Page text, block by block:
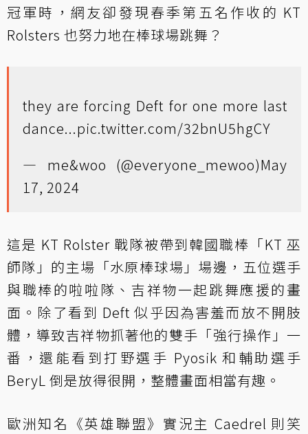
冠軍時，網友卻發現春季第五名作收的 KT
Rolsters 也努力地在棒球場跳舞？
they are forcing Deft for one more last
dance...pic.twitter.com/32bnU5hgCY
— me&woo (@everyone_mewoo)May
17, 2024
這是 KT Rolster 戰隊被帶到韓國職棒「KT 巫
師隊」的主場「水原棒球場」場邊，五位選手
與職棒的啦啦隊、吉祥物一起跳舞應援的畫
面。除了看到 Deft 似乎因為害羞而放不開肢
體，導致吉祥物抓著他的雙手「強行操作」一
番，還能看到打野選手 Pyosik 和輔助選手
BeryL 倒是放得很開，整體畫面相當有趣。
歐洲知名《英雄聯盟》實況主 Caedrel 則笑